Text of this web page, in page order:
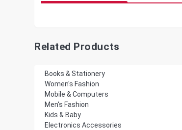
Related Products
Books & Stationery
Women's Fashion
Mobile & Computers
Men's Fashion
Kids & Baby
Electronics Accessories